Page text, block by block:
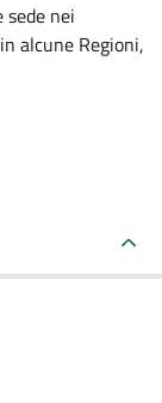
nei
alcune Regioni,